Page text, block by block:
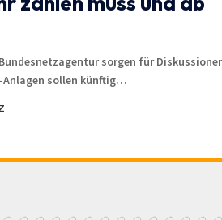
sorgen für
Anlagen sollen künftig…